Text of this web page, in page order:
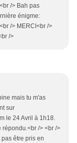
/> Bah pas
énigme:
/> MERCI<br />
/>
mais tu m'as
sur
le 24 Avril à 1h18.
répondu.<br /> <br />
être pris en